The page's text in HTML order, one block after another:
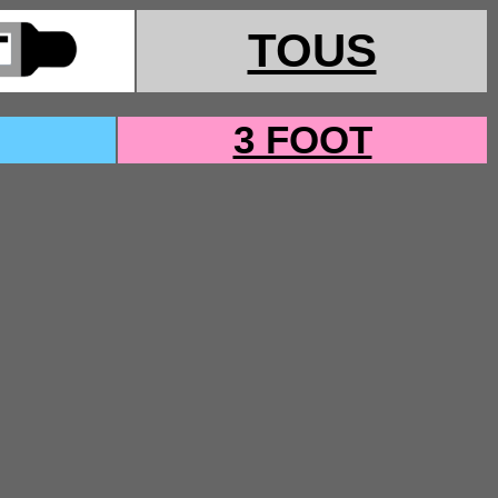
TOUS
3 FOOT